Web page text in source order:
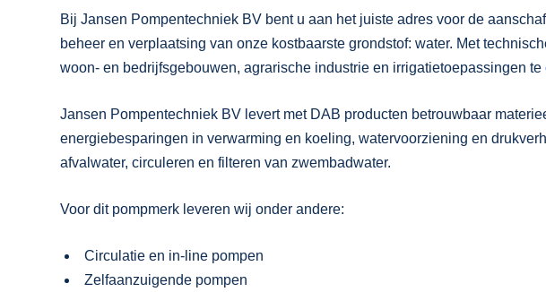
Bij Jansen Pompentechniek BV bent u aan het juiste adres voor de
beheer en verplaatsing van onze kostbaarste grondstof: water. Met
woon- en bedrijfsgebouwen, agrarische industrie en irrigatietoepassingen te
Jansen Pompentechniek BV levert met DAB producten betrouwbaar
energiebesparingen in verwarming en koeling, watervoorziening en
afvalwater, circuleren en filteren van zwembadwater.
Voor dit pompmerk leveren wij onder andere:
Circulatie en in-line pompen
Zelfaanzuigende pompen